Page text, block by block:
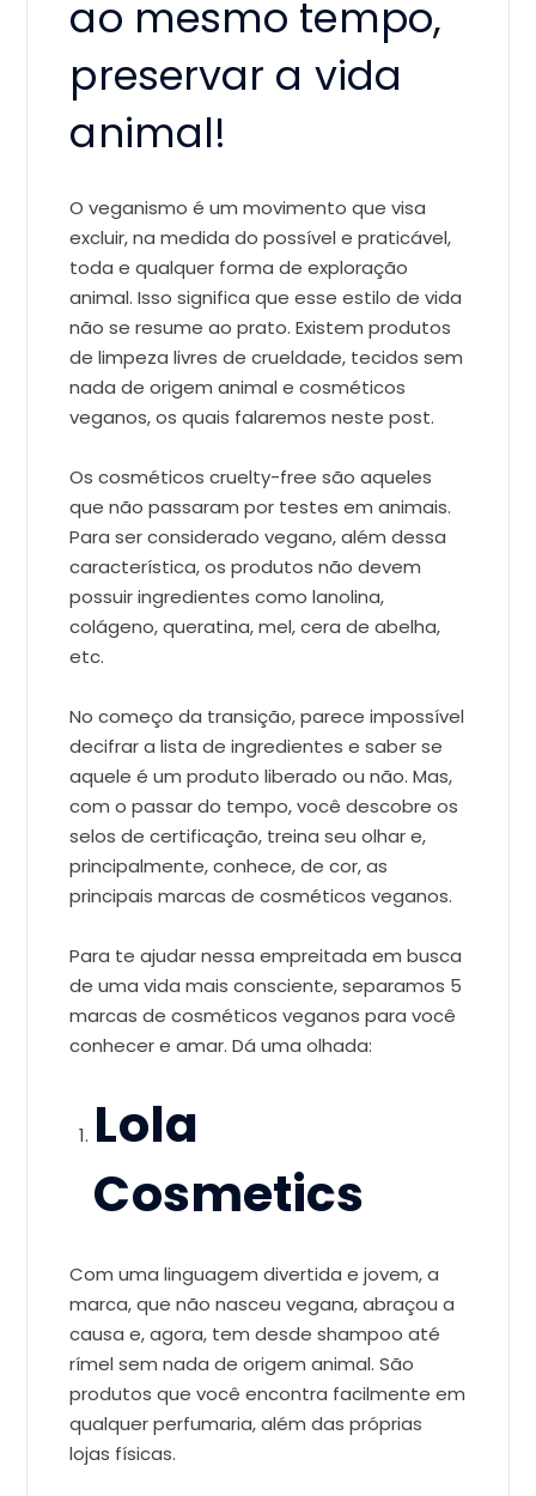
ao mesmo tempo,
preservar a vida
animal!
O veganismo é um movimento que visa
excluir, na medida do possível e praticável,
toda e qualquer forma de exploração
animal. Isso significa que esse estilo de vida
não se resume ao prato. Existem produtos
de limpeza livres de crueldade, tecidos sem
nada de origem animal e cosméticos
veganos, os quais falaremos neste post.
Os cosméticos cruelty-free são aqueles
que não passaram por testes em animais.
Para ser considerado vegano, além dessa
característica, os produtos não devem
possuir ingredientes como lanolina,
colágeno, queratina, mel, cera de abelha,
etc.
No começo da transição, parece impossível
decifrar a lista de ingredientes e saber se
aquele é um produto liberado ou não. Mas,
com o passar do tempo, você descobre os
selos de certificação, treina seu olhar e,
principalmente, conhece, de cor, as
principais marcas de cosméticos veganos.
Para te ajudar nessa empreitada em busca
de uma vida mais consciente, separamos 5
marcas de cosméticos veganos para você
conhecer e amar. Dá uma olhada:
Lola
Cosmetics
Com uma linguagem divertida e jovem, a
marca, que não nasceu vegana, abraçou a
causa e, agora, tem desde shampoo até
rímel sem nada de origem animal. São
produtos que você encontra facilmente em
qualquer perfumaria, além das próprias
lojas físicas.